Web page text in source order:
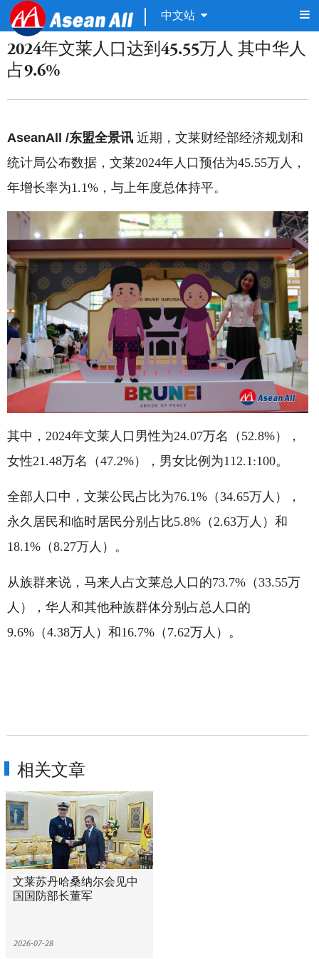
中文站
2024年文莱人口达到45.55万人 其中华人
占9.6%
AseanAll /东盟全景讯 近期，文莱财经部经济规划和
统计局公布数据，文莱2024年人口预估为45.55万人，
年增长率为1.1%，与上年度总体持平。
其中，2024年文莱人口男性为24.07万名（52.8%），
女性21.48万名（47.2%），男女比例为112.1:100。
全部人口中，文莱公民占比为76.1%（34.65万人），
永久居民和临时居民分别占比5.8%（2.63万人）和
18.1%（8.27万人）。
从族群来说，马来人占文莱总人口的73.7%（33.55万
人），华人和其他种族群体分别占总人口的
9.6%（4.38万人）和16.7%（7.62万人）。
相关文章
文莱苏丹哈桑纳尔会见中
国国防部长董军
2026-07-28